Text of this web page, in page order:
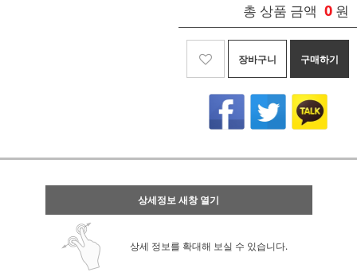
총 상품 금액 0 원
장바구니 구매하기
상세정보 새창 열기
상세 정보를 확대해 보실 수 있습니다.